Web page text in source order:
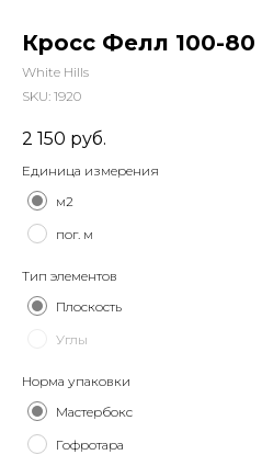
Кросс Фелл 100-80
White Hills
SKU: 1920
2 150 руб.
Единица измерения
м2
пог. м
Тип элементов
Плоскость
Углы
Норма упаковки
Мастербокс
Гофротара